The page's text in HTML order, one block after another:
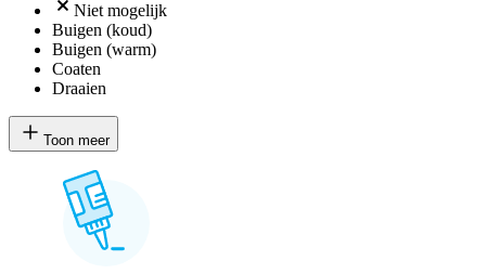
Niet mogelijk
Buigen (koud)
Buigen (warm)
Coaten
Draaien
Toon meer